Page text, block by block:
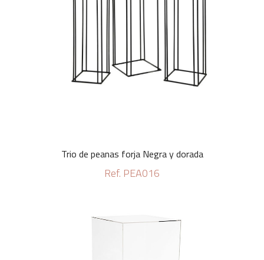
Trio de peanas forja Negra y dorada
Ref. PEA016